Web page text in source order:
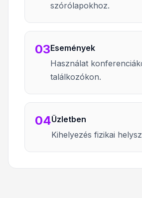
szórólapokhoz.
03Események
Használat
találkozókon.
04Üzletben
Kihelyezés fizikai